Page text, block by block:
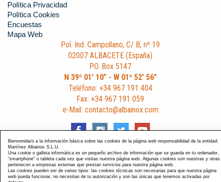
Política Privacidad
Política Cookies
Encuestas
Mapa Web
Pol. Ind. Campollano, C/ B, nº 19
02007 ALBACETE (España)
P.O. Box 5147
N 39º 01’ 10” - W 01º 52’ 56”
Teléfono: +34 967 191 404
Fax: +34 967 191 059
e-Mail: contacto@albainox.com
Diseño y Desarrollo web Im3diA comunicación. Esta página
está optimizada para navegadores Chrome, Internet Explorer
Bienvenida/o a la información básica sobre las cookies de la página web responsabilidad de la entidad:
Martínez Albainox S.L.U.
Una cookie o galleta informática es un pequeño archivo de información que se guarda en tu ordenador,
“smartphone” o tableta cada vez que visitas nuestra página web. Algunas cookies son nuestras y otras
pertenecen a empresas externas que prestan servicios para nuestra página web.
Las cookies pueden ser de varios tipos: las cookies técnicas son necesarias para que nuestra página
web pueda funcionar, no necesitan de tu autorización y son las únicas que tenemos activadas por